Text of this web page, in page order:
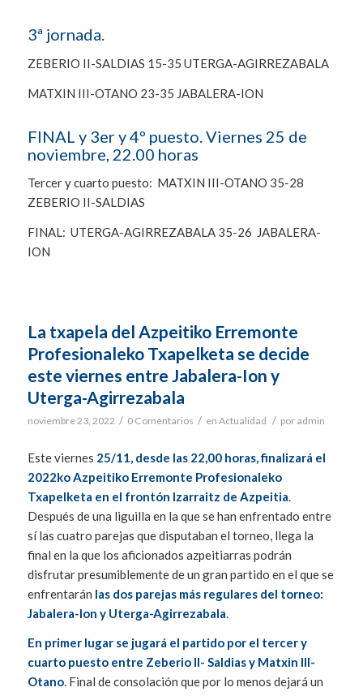
3ª jornada.
ZEBERIO II-SALDIAS 15-35 UTERGA-AGIRREZABALA
MATXIN III-OTANO 23-35 JABALERA-ION
FINAL y 3er y 4º puesto. Viernes 25 de
noviembre, 22.00 horas
Tercer y cuarto puesto: MATXIN III-OTANO 35-28
ZEBERIO II-SALDIAS
FINAL: UTERGA-AGIRREZABALA 35-26 JABALERA-
ION
La txapela del Azpeitiko Erremonte
Profesionaleko Txapelketa se decide
este viernes entre Jabalera-Ion y
Uterga-Agirrezabala
noviembre 23, 2022 / 0 Comentarios / en Actualidad / por admin
Este viernes 25/11, desde las 22,00 horas, finalizará el
2022ko Azpeitiko Erremonte Profesionaleko
Txapelketa en el frontón Izarraitz de Azpeitia
Después de una liguilla en la que se han enfrentado entre
sí las cuatro parejas que disputaban el torneo, llega la
final en la que los aficionados azpeitiarras podrán
disfrutar presumiblemente de un gran partido en el que se
enfrentarán las dos parejas más regulares del torneo:
Jabalera-Ion y Uterga-Agirrezabala
En primer lugar se jugará el partido por el tercer y
cuarto puesto entre Zeberio II- Saldias y Matxin III-
Otano. Final de consolación que por lo menos dejará un